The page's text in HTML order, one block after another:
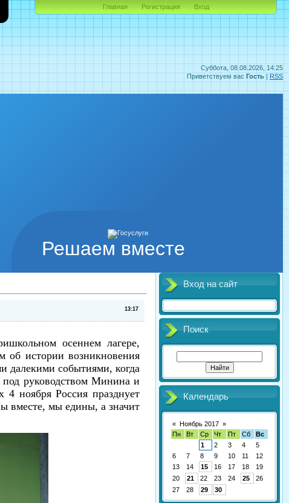
Суббота, 08.08.2026, 14:25
Приветствуем вас Гость | RSS
Главная Регистрация Вход
Решаем вместе
13:17
осеннем лагере,
об истории возникновения
далекими событиями, когда
под руководством Минина и
4 ноября Россия празднует
вместе, мы едины, а значит
Вход на сайт
Поиск
Календарь
« Ноябрь 2017 »
Пн
Вт Ср Чт Пт Сб
Вс
1
2 3 4
5
6
7 8 9 10 11
12
13
14 15 16 17 18
19
20
21 22 23 24 25
26
27
28 29 30